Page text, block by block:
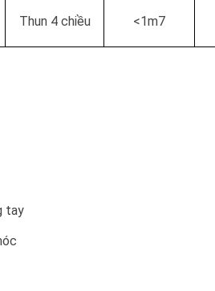
Thun 4 chiều <1m7
tay